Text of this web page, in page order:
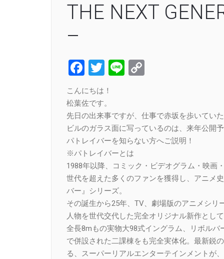
THE NEXT
–
Facebook
Twitter
Line
こんにちは！
松葉佐です。
先日の出来事ですが、仕事で赤坂を歩いてい
ビルのガラス面に写っているのは、来年公開
パトレイバーを知らない方へご説明！
※パトレイバーとは
1988年以降、コミック・ビデオグラム・映画
世代を超えた多くのファンを獲得し、アニメ
バー』シリーズ。
その誕生から25年、TV、劇場版のアニメシ
人物を世代交代した完全オリジナル新作とし
全長8mもの実物大98式イングラム、リボル
で併設された二課棟をも完全実体化。最新鋭
る、スーパーリアルエンターテインメントが